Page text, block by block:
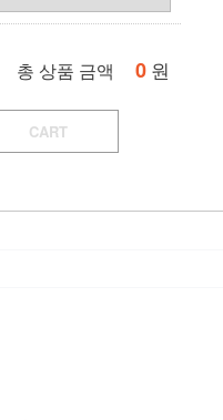
총 상품 금액 0 원
CART